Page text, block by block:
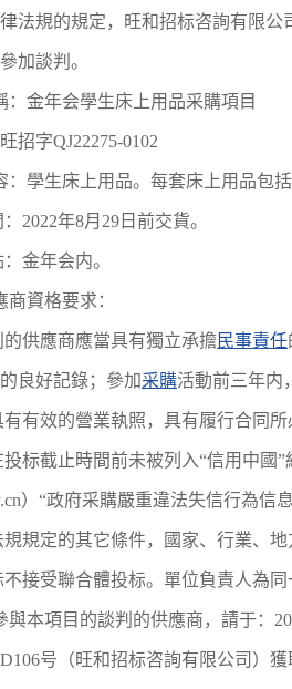
法規的規定，旺和招标咨詢有限
加談判。
：金年会學生床上用品采購項目
招字QJ22275-0102
：學生床上用品。每套床上用品包
2022年8月29日前交貨。
金年会内。
資格要求：
的供應商應當具有獨立承擔民事責任
的良好記錄；參加采購活動前三年内
有有效的營業執照，具有履行合同
标截止時間前未被列入“信用中國
）“政府采購嚴重違法失信行為信
規規定的其它條件，國家、行業、
不接受聯合體投标。單位負責人為
與本項目的談判的供應商，請于：
号（旺和招标咨詢有限公司）